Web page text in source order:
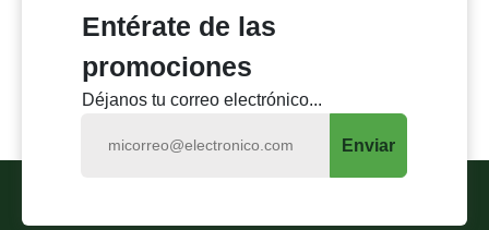
Entérate de las
promociones
Déjanos tu correo electrónico...
Enviar